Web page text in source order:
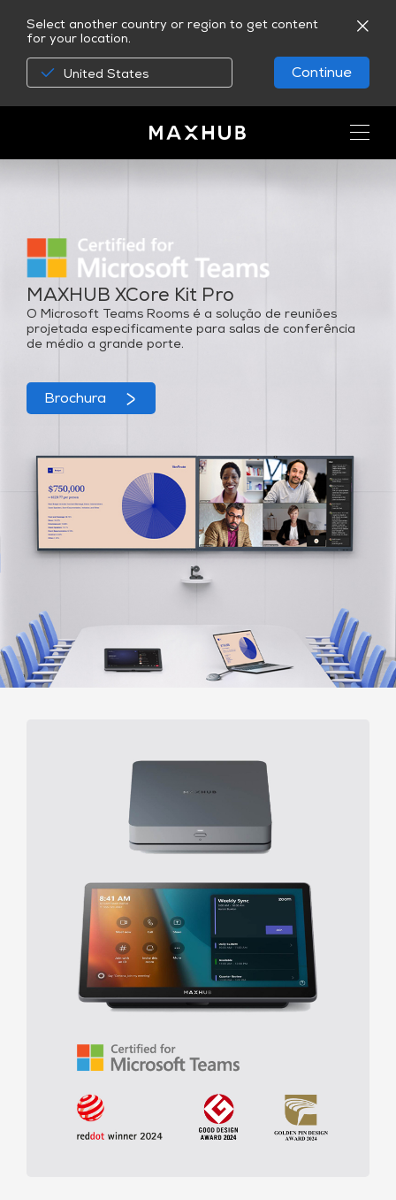
Select another country or region to get content
for your location.
United States Continue
MAXHUB XCore Kit Pro
O Microsoft Teams Rooms é a solução de reuniões
projetada especificamente para salas de conferência
de médio a grande porte.
Brochura